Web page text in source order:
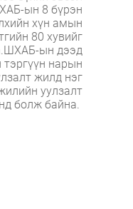
ын 8 бүрэн
хүн амын
80 хувийг
ын дээд
тэргүүн нарын
жилд нэг
уулзалт
болж байна.